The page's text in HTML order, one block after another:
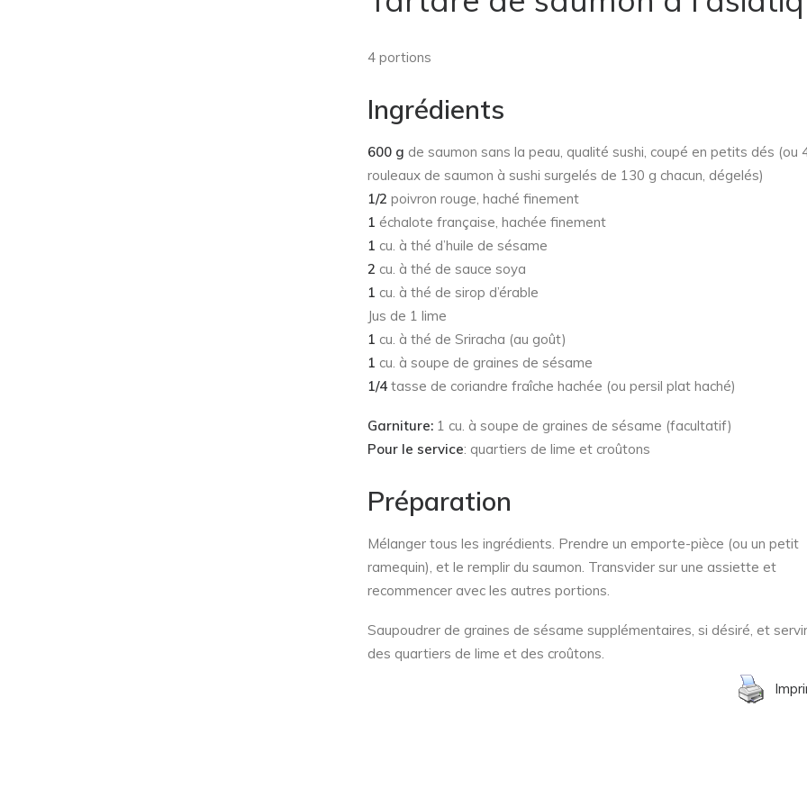
4 portions
Ingrédients
600 g de saumon sans la peau, qualité sushi, coupé en petits dés (ou
rouleaux de saumon à sushi surgelés de 130 g chacun, dégelés)
1/2 poivron rouge, haché finement
1 échalote française, hachée finement
1 cu. à thé d’huile de sésame
2 cu. à thé de sauce soya
1 cu. à thé de sirop d’érable
Jus de 1 lime
1 cu. à thé de Sriracha (au goût)
1 cu. à soupe de graines de sésame
1/4 tasse de coriandre fraîche hachée (ou persil plat haché)
Garniture: 1 cu. à soupe de graines de sésame (facultatif)
Pour le service: quartiers de lime et croûtons
Préparation
Mélanger tous les ingrédients. Prendre un emporte-pièce (ou un petit
ramequin), et le remplir du saumon. Transvider sur une assiette et
recommencer avec les autres portions.
Saupoudrer de graines de sésame supplémentaires, si désiré, et
des quartiers de lime et des croûtons.